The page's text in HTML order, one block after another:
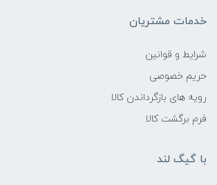
خدمات مشتریان
شرایط و قوانین
حریم خصوصی
رویه های بازگرداندن کالا
فرم برگشت کالا
با گیگ لند